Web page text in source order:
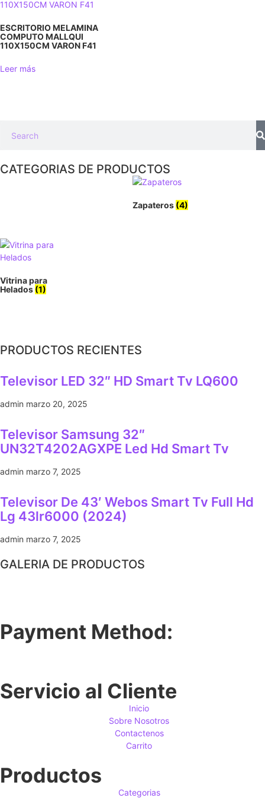
ESCRITORIO MELAMINA
COMPUTO MALLQUI
110X150CM VARON F41
Leer más
CATEGORIAS DE PRODUCTOS
Zapateros (4)
Vitrina para
Helados (1)
PRODUCTOS RECIENTES
Televisor LED 32″ HD Smart Tv LQ600
admin marzo 20, 2025
Televisor Samsung 32″
UN32T4202AGXPE Led Hd Smart Tv
admin marzo 7, 2025
Televisor De 43′ Webos Smart Tv Full Hd
Lg 43lr6000 (2024)
admin marzo 7, 2025
GALERIA DE PRODUCTOS
Payment Method:
Servicio al Cliente
Inicio
Sobre Nosotros
Contactenos
Carrito
Productos
Categorias